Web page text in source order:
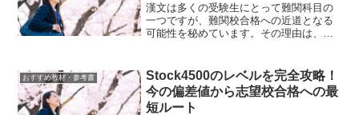
漢文は多くの受験生にとって難関科目の
一つですが、難関校合格への近道となる
可能性を秘めています。その理由は、漢
も直結するからです。本章では、漢文学
習の重要性を理解し、基本...
おすすめ教材・参考書
Stock4500のレベルを完全攻略！
今の偏差値から志望校合格への最
短ルート